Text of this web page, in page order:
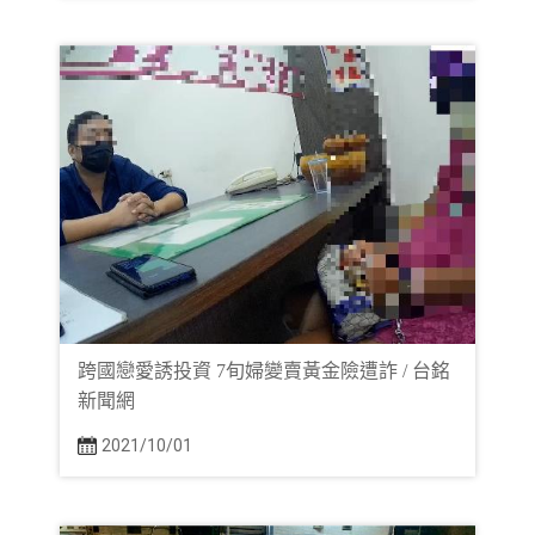
跨國戀愛誘投資 7旬婦變賣黃金險遭詐 / 台銘
新聞網
2021/10/01